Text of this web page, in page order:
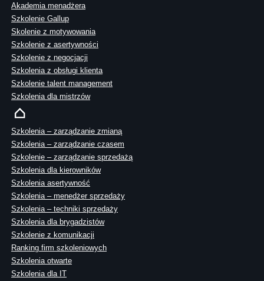
Akademia menadżera
Szkolenie Gallup
Skolenie z motywowania
Szkolenie z asertywności
Szkolenie z negocjacji
Szkolenia z obsługi klienta
Szkolenie talent management
Szkolenia dla mistrzów
Szkolenia – zarządzanie zmianą
Szkolenia – zarządzanie czasem
Szkolenie – zarządzanie sprzedażą
Szkolenia dla kierowników
Szkolenia asertywność
Szkolenia – menedżer sprzedaży
Szkolenia – techniki sprzedaży
Szkolenia dla brygadzistów
Szkolenie z komunikacji
Ranking firm szkoleniowych
Szkolenia otwarte
Szkolenia dla IT